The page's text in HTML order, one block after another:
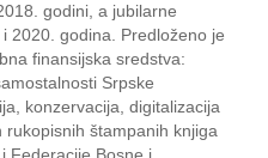
godini, a jubilarne
2020. godina. Predloženo je
finansijska sredstva:
Srpske
konzervacija, digitalizacija
štampanih knjiga